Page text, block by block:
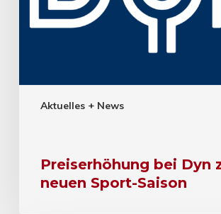
Aktuelles + News
Preiserhöhung bei Dyn
neuen Sport-Saison